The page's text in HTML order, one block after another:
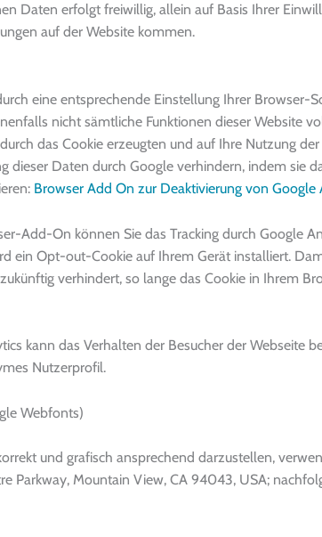
Daten erfolgt freiwillig, allein auf Basis Ihrer
auf der Website kommen.
eine entsprechende Einstellung Ihrer Browser-
nicht sämtliche Funktionen dieser Website
das Cookie erzeugten und auf Ihre Nutzung
dieser Daten durch Google verhindern, indem sie
Browser Add On zur Deaktivierung von Google
Add-On können Sie das Tracking durch Google
ein Opt-out-Cookie auf Ihrem Gerät installiert.
verhindert, so lange das Cookie in Ihrem
kann das Verhalten der Besucher der Webseite
Nutzerprofil.
Webfonts)
und grafisch ansprechend darzustellen,
Parkway, Mountain View, CA 94043, USA;